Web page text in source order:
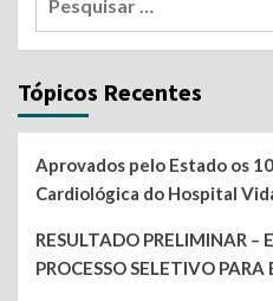
Tópicos Recentes
Aprovados pelo Estado os
Cardiológica do Hospital
RESULTADO PRELIMINAR –
PROCESSO SELETIVO PARA